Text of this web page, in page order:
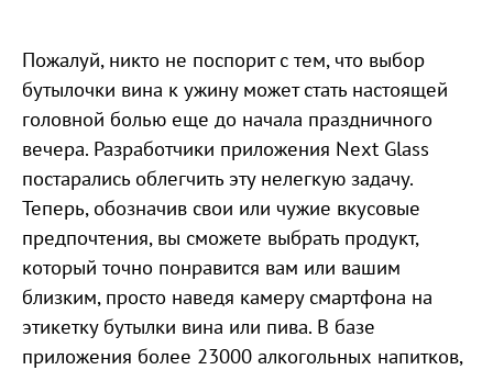
Пожалуй, никто не поспорит с тем, что выбор
бутылочки вина к ужину может стать настоящей
головной болью еще до начала праздничного
вечера. Разработчики приложения Next Glass
постарались облегчить эту нелегкую задачу.
Теперь, обозначив свои или чужие вкусовые
предпочтения, вы сможете выбрать продукт,
который точно понравится вам или вашим
близким, просто наведя камеру смартфона на
этикетку бутылки вина или пива. В базе
приложения более 23000 алкогольных напитков,